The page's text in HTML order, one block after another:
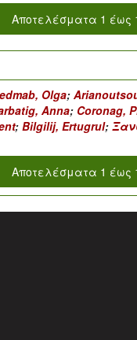
Αποτελέσματα 1 έως
Olga;
Anna; Coronag,
; Bilgilij, Ertugrul;
Αποτελέσματα 1 έως